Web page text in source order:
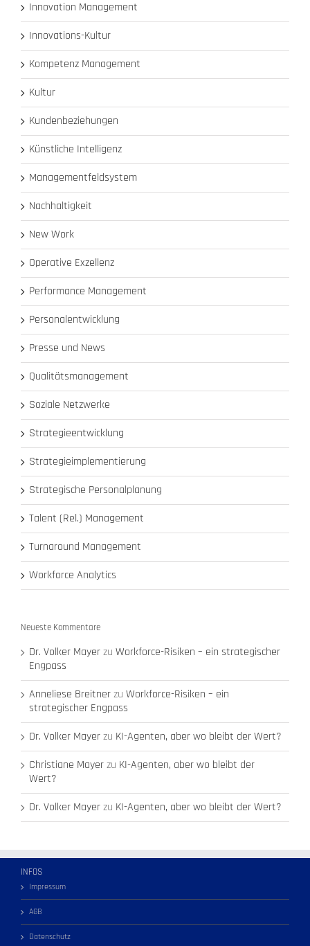
Innovation Management
Innovations-Kultur
Kompetenz Management
Kultur
Kundenbeziehungen
Künstliche Intelligenz
Managementfeldsystem
Nachhaltigkeit
New Work
Operative Exzellenz
Performance Management
Personalentwicklung
Presse und News
Qualitätsmanagement
Soziale Netzwerke
Strategieentwicklung
Strategieimplementierung
Strategische Personalplanung
Talent (Rel.) Management
Turnaround Management
Workforce Analytics
Neueste Kommentare
Dr. Volker Mayerzu Workforce-Risiken – ein strategischer
Engpass
Anneliese Breitnerzu Workforce-Risiken – ein
strategischer Engpass
Dr. Volker Mayerzu KI-Agenten, aber wo bleibt der Wert?
Christiane Mayerzu KI-Agenten, aber wo bleibt der
Wert?
Dr. Volker Mayerzu KI-Agenten, aber wo bleibt der Wert?
INFOS
Impressum
AGB
Datenschutz